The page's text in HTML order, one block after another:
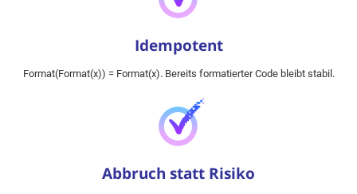
Idempotent
Format(Format(x)) = Format(x). Bereits formatierter Code bleibt stabil.
Abbruch statt Risiko